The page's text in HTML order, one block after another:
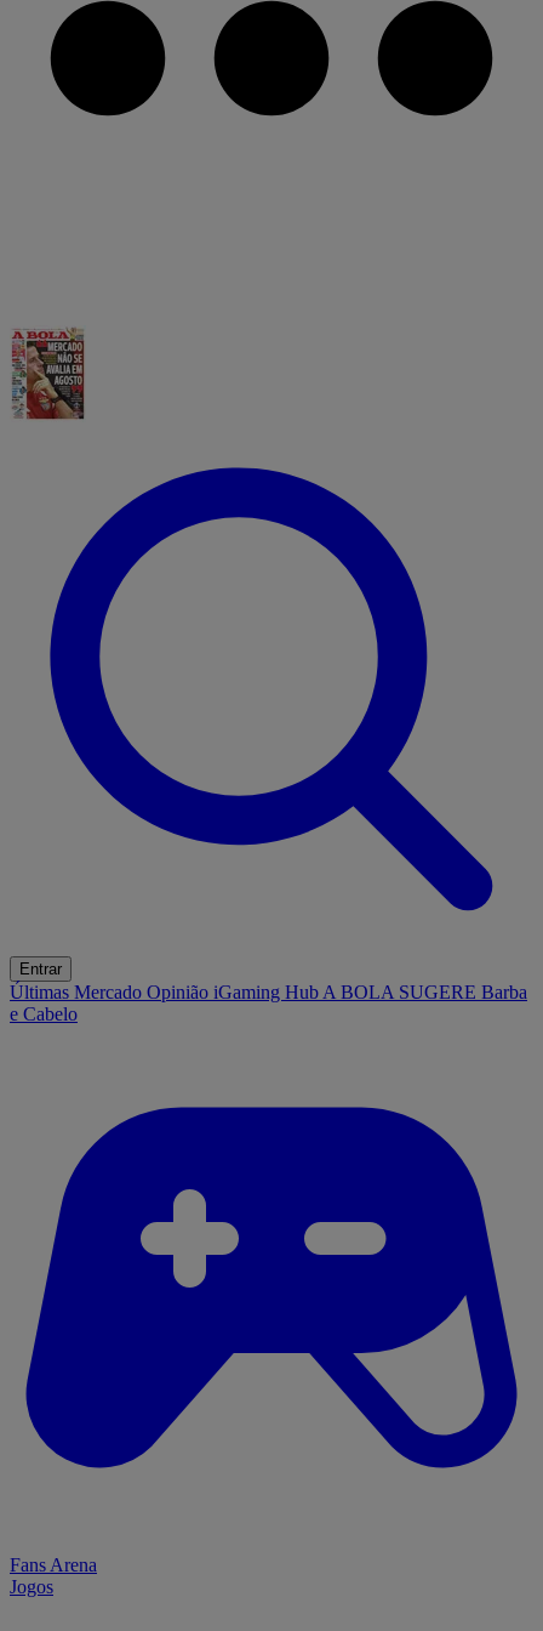
Entrar
Últimas Mercado Opinião iGaming Hub A BOLA SUGERE Barba
e Cabelo
Fans Arena
Jogos